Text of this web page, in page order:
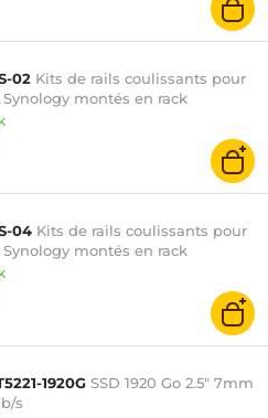
02 Kits de rails coulissants pour
Synology montés en rack
04 Kits de rails coulissants pour
Synology montés en rack
1920G SSD 1920 Go 2.5" 7mm
s